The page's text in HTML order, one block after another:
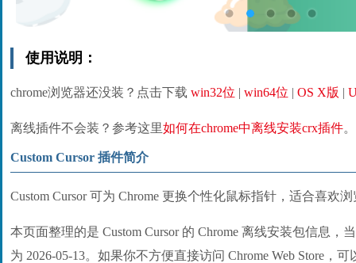
使用说明：
chrome浏览器还没装？点击下载 win32位 | win64位 | OS X版 |
离线插件不会装？参考这里如何在chrome中离线安装crx插件。
Custom Cursor 插件简介
Custom Cursor 可为 Chrome 更换个性化鼠标指针，适合喜欢
本页面整理的是 Custom Cursor 的 Chrome 离线安装包信息，
为 2026-05-13。如果你不方便直接访问 Chrome Web Store，